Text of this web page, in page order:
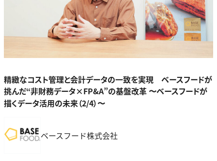
精緻なコスト管理と会計データの一致を実現 ベースフードが
挑んだ“非財務データ×FP&A”の基盤改革 〜ベースフードが
描くデータ活用の未来（2/4）〜
ベースフード株式会社